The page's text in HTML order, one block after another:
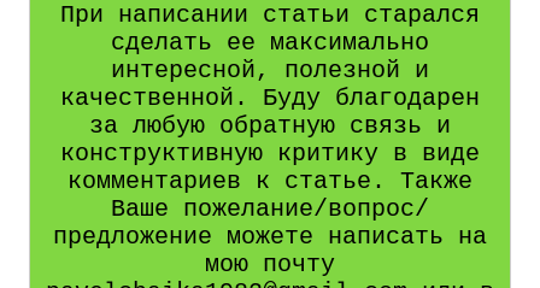
При написании статьи старался
сделать ее максимально
интересной, полезной и
качественной. Буду благодарен
за любую обратную связь и
конструктивную критику в виде
комментариев к статье. Также
Ваше пожелание/вопрос/
предложение можете написать на
мою почту